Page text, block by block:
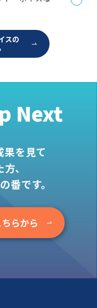
ド
いて
スの
Next
果を見て
、
番です。
らから